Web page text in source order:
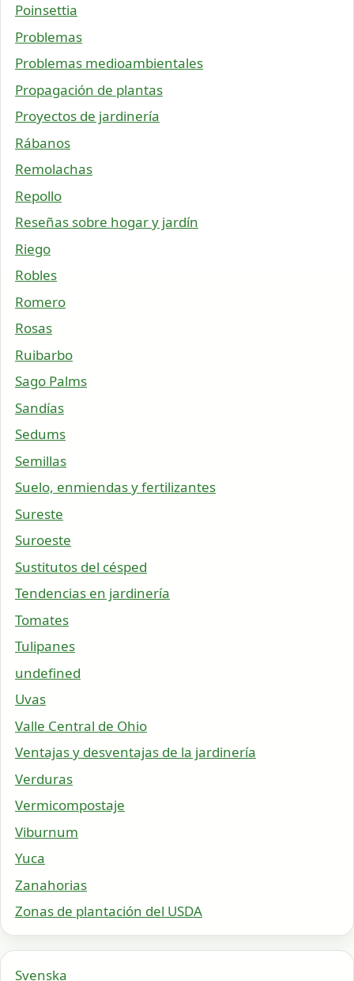
Poinsettia
Problemas
Problemas medioambientales
Propagación de plantas
Proyectos de jardinería
Rábanos
Remolachas
Repollo
Reseñas sobre hogar y jardín
Riego
Robles
Romero
Rosas
Ruibarbo
Sago Palms
Sandías
Sedums
Semillas
Suelo, enmiendas y fertilizantes
Sureste
Suroeste
Sustitutos del césped
Tendencias en jardinería
Tomates
Tulipanes
undefined
Uvas
Valle Central de Ohio
Ventajas y desventajas de la jardinería
Verduras
Vermicompostaje
Viburnum
Yuca
Zanahorias
Zonas de plantación del USDA
Svenska